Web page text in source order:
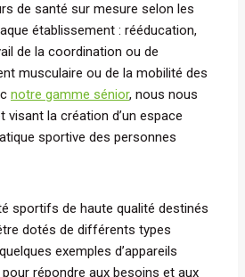
de santé sur mesure selon les
établissement : rééducation,
de la coordination ou de
musculaire ou de la mobilité des
notre gamme sénior, nous nous
la création d’un espace
sportive des personnes
sportifs de haute qualité destinés
dotés de différents types
exemples d’appareils
répondre aux besoins et aux